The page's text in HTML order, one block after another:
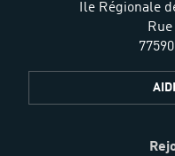
Ile Régionale